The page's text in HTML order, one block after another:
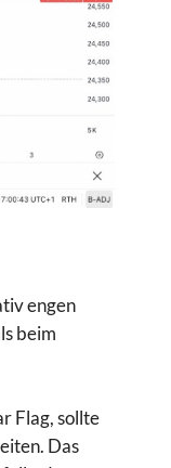
engen
beim
Flag, sollte
Das